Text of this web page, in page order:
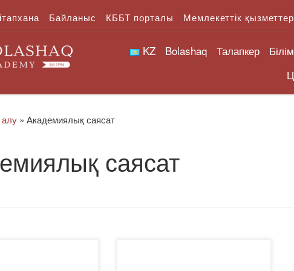
Байланыс КББТ порталы Мемлекеттік қызметтер
KZ Bolashaq Талапкер
алу » Академиялық саясат
саясат